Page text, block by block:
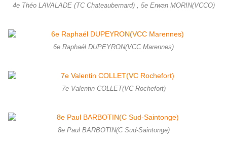
4e Théo LAVALADE (TC Chateaubernard) , 5e Erwan MORIN(VCCO)
6e Raphaél DUPEYRON(VCC Marennes)
7e Valentin COLLET(VC Rochefort)
8e Paul BARBOTIN(C Sud-Saintonge)